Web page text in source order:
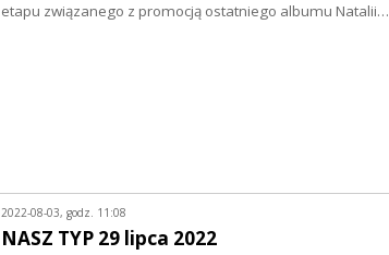
etapu związanego z promocją ostatniego albumu Natalii…
2022-08-03, godz. 11:08
NASZ TYP 29 lipca 2022